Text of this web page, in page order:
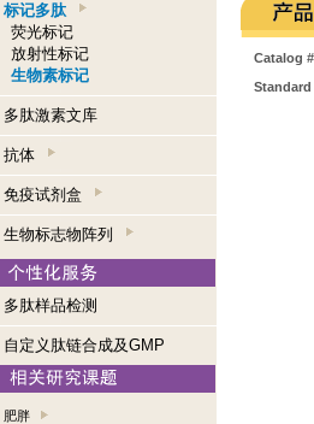
标记多肽
荧光标记
放射性标记
生物素标记
多肽激素文库
抗体
免疫试剂盒
生物标志物阵列
多肽样品检测
自定义肽链合成及GMP
肥胖
Catalog #
Standard